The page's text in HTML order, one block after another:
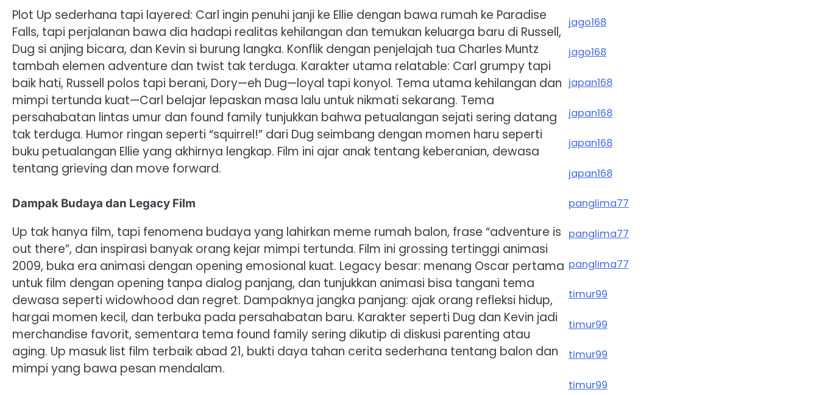
Plot Up sederhana tapi layered: Carl ingin penuhi janji ke Ellie dengan bawa rumah ke Paradise
Falls, tapi perjalanan bawa dia hadapi realitas kehilangan dan temukan keluarga baru di Russell,
Dug si anjing bicara, dan Kevin si burung langka. Konflik dengan penjelajah tua Charles Muntz
tambah elemen adventure dan twist tak terduga. Karakter utama relatable: Carl grumpy tapi
baik hati, Russell polos tapi berani, Dory—eh Dug—loyal tapi konyol. Tema utama kehilangan dan
mimpi tertunda kuat—Carl belajar lepaskan masa lalu untuk nikmati sekarang. Tema
persahabatan lintas umur dan found family tunjukkan bahwa petualangan sejati sering datang
tak terduga. Humor ringan seperti “squirrel!” dari Dug seimbang dengan momen haru seperti
buku petualangan Ellie yang akhirnya lengkap. Film ini ajar anak tentang keberanian, dewasa
tentang grieving dan move forward.
Dampak Budaya dan Legacy Film
Up tak hanya film, tapi fenomena budaya yang lahirkan meme rumah balon, frase “adventure is
out there”, dan inspirasi banyak orang kejar mimpi tertunda. Film ini grossing tertinggi animasi
2009, buka era animasi dengan opening emosional kuat. Legacy besar: menang Oscar pertama
untuk film dengan opening tanpa dialog panjang, dan tunjukkan animasi bisa tangani tema
dewasa seperti widowhood dan regret. Dampaknya jangka panjang: ajak orang refleksi hidup,
hargai momen kecil, dan terbuka pada persahabatan baru. Karakter seperti Dug dan Kevin jadi
merchandise favorit, sementara tema found family sering dikutip di diskusi parenting atau
aging. Up masuk list film terbaik abad 21, bukti daya tahan cerita sederhana tentang balon dan
mimpi yang bawa pesan mendalam.
jago168
jago168
japan168
japan168
japan168
japan168
panglima77
panglima77
panglima77
timur99
timur99
timur99
timur99